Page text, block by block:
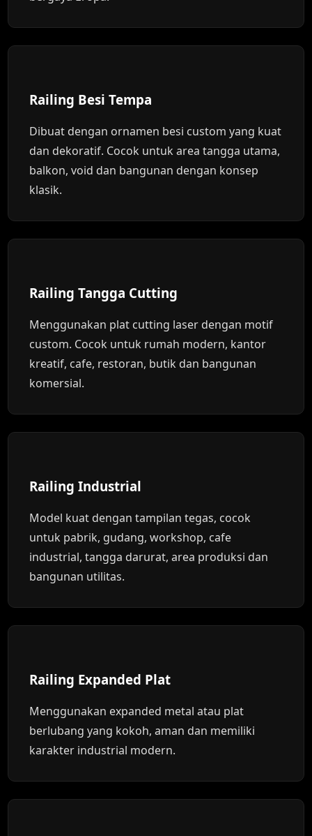
Railing Besi Tempa
Dibuat dengan ornamen besi custom yang kuat
dan dekoratif. Cocok untuk area tangga utama,
balkon, void dan bangunan dengan konsep
klasik.
Railing Tangga Cutting
Menggunakan plat cutting laser dengan motif
custom. Cocok untuk rumah modern, kantor
kreatif, cafe, restoran, butik dan bangunan
komersial.
Railing Industrial
Model kuat dengan tampilan tegas, cocok
untuk pabrik, gudang, workshop, cafe
industrial, tangga darurat, area produksi dan
bangunan utilitas.
Railing Expanded Plat
Menggunakan expanded metal atau plat
berlubang yang kokoh, aman dan memiliki
karakter industrial modern.